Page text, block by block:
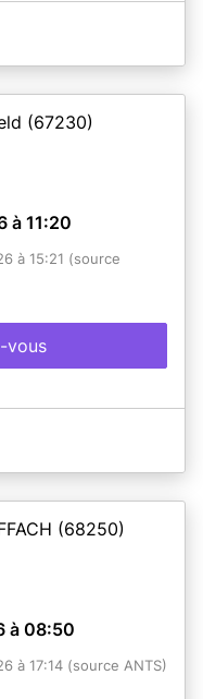
(67230)
à 11:20
à 15:21 (source
vous
(68250)
à 08:50
à 17:14 (source ANTS)